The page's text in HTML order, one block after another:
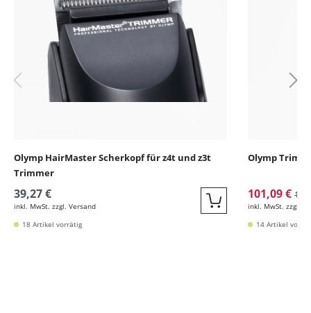
Olymp HairMaster Scherkopf für z4t und z3t
Trimmer
39,27 €
inkl. MwSt. zzgl. Versand Quickbuy
18 Artikel vorrätig
Olymp
101,09 €
inkl. MwSt. zzgl.
14 Artikel